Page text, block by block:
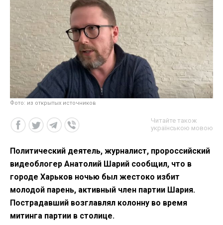
Фото: из открытых источников
Читайте також
українською мовою
Политический деятель, журналист, пророссийский
видеоблогер Анатолий Шарий сообщил, что в
городе Харьков ночью был жестоко избит
молодой парень, активный член партии Шария.
Пострадавший возглавлял колонну во время
митинга партии в столице.